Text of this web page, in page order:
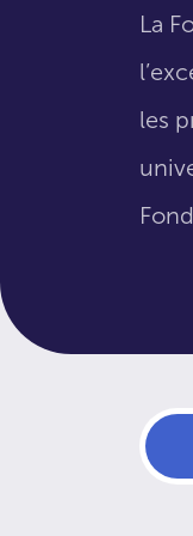
La
les